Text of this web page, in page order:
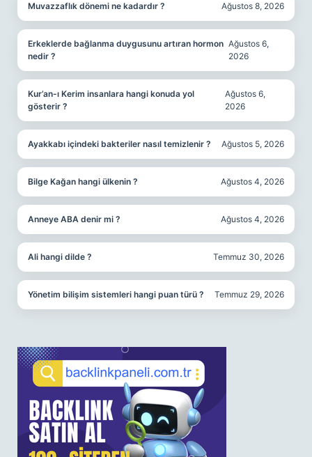
Muvazzaflık dönemi ne kadardır ? Ağustos 8, 2026
Erkeklerde bağlanma duygusunu artıran hormon
nedir ?
Ağustos 6,
2026
Kur’an-ı Kerim insanlara hangi konuda yol
gösterir ?
Ağustos 6,
2026
Ayakkabı içindeki bakteriler nasıl temizlenir ? Ağustos 5, 2026
Bilge Kağan hangi ülkenin ? Ağustos 4, 2026
Anneye ABA denir mi ? Ağustos 4, 2026
Ali hangi dilde ? Temmuz 30, 2026
Yönetim bilişim sistemleri hangi puan türü ? Temmuz 29, 2026